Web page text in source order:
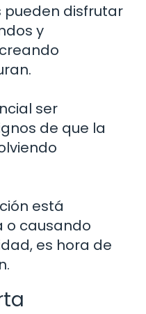
pueden disfrutar
y
ser
de que la
está
o causando
es hora de